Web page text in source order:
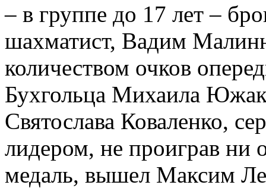
– в группе до 17 лет –
шахматист, Вадим
количеством очков
Бухгольца Михаила
Святослава Коваленко,
лидером, не проиграв ни
медаль, вышел Максим